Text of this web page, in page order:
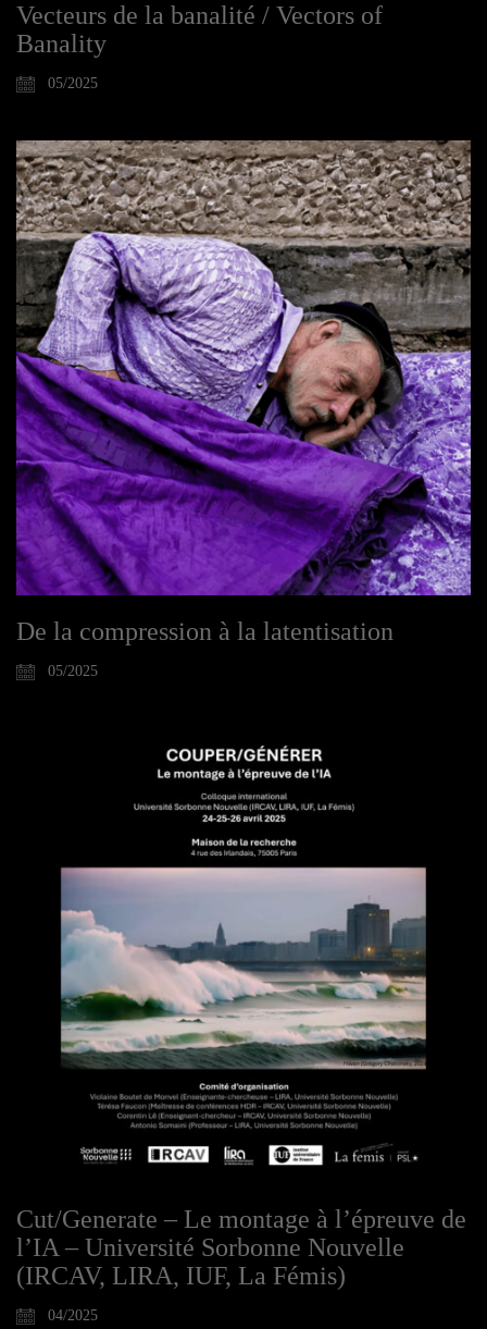
Vecteurs de la banalité / Vectors of
Banality
05/2025
De la compression à la latentisation
05/2025
Cut/Generate – Le montage à l’épreuve de
l’IA – Université Sorbonne Nouvelle
(IRCAV, LIRA, IUF, La Fémis)
04/2025